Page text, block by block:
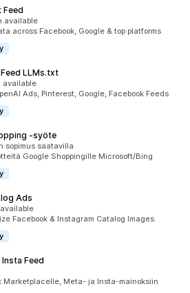
Feed
available
across Facebook, Google & top platforms
LLMs.txt
available
Ads, Pinterest, Google, Facebook Feeds
‑syöte
sopimus saatavilla
Google Shoppingille Microsoft/Bing
Ads
Facebook & Instagram Catalog Images.
Feed
Marketplacelle, Meta- ja Insta-mainoksiin